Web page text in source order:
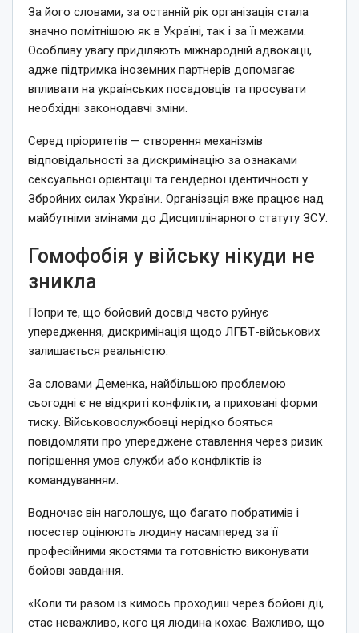
За його словами, за останній рік організація стала
значно помітнішою як в Україні, так і за її межами.
Особливу увагу приділяють міжнародній адвокації,
адже підтримка іноземних партнерів допомагає
впливати на українських посадовців та просувати
необхідні законодавчі зміни.
Серед пріоритетів — створення механізмів
відповідальності за дискримінацію за ознаками
сексуальної орієнтації та гендерної ідентичності у
Збройних силах України. Організація вже працює над
майбутніми змінами до Дисциплінарного статуту ЗСУ.
Гомофобія у війську нікуди не
зникла
Попри те, що бойовий досвід часто руйнує
упередження, дискримінація щодо ЛГБТ-військових
залишається реальністю.
За словами Деменка, найбільшою проблемою
сьогодні є не відкриті конфлікти, а приховані форми
тиску. Військовослужбовці нерідко бояться
повідомляти про упереджене ставлення через ризик
погіршення умов служби або конфліктів із
командуванням.
Водночас він наголошує, що багато побратимів і
посестер оцінюють людину насамперед за її
професійними якостями та готовністю виконувати
бойові завдання.
«Коли ти разом із кимось проходиш через бойові дії,
стає неважливо, кого ця людина кохає. Важливо, що